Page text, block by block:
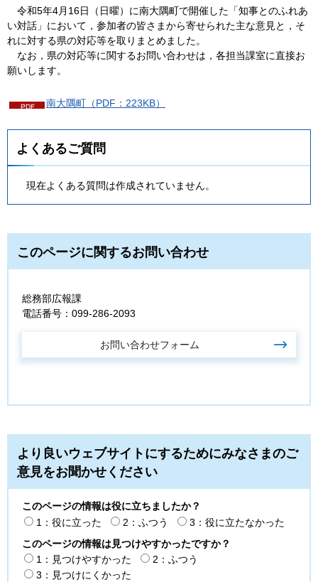
令和5年4月16日（日曜）に南大隅町で開催した「知事とのふれあ
い対話」において， 参加者の皆さまから寄せられた主な意見と，そ
れに対する県の対応等を取りまとめました。
なお，県の対応等に関するお問い合わせは，各担当課室に直接お
願いします。
南大隅町（PDF：223KB）
よくあるご質問
現在よくある質問は作成されていません。
このページに関するお問い合わせ
総務部広報課
電話番号：099-286-2093
より良いウェブサイトにするためにみなさまのご
意見をお聞かせください
このページの情報は役に立ちましたか？
1：役に立った
2：ふつう
3：役に立たなかった
このページの情報は見つけやすかったですか？
1：見つけやすかった
2：ふつう
3：見つけにくかった